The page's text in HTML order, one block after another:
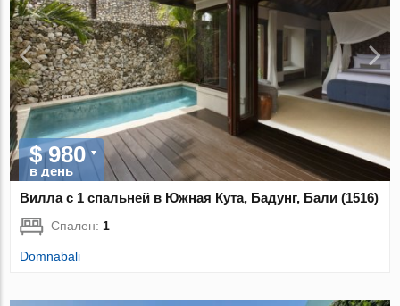
$ 980
в день
Вилла с 1 спальней в Южная Кута, Бадунг, Бали (1516)
Спален: 1
Domnabali